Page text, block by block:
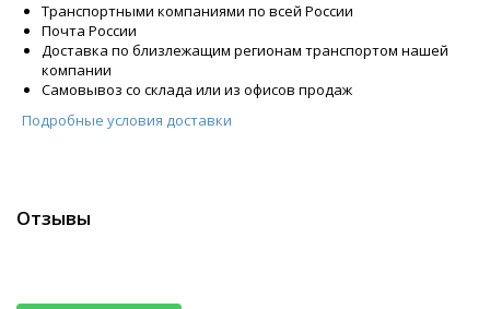
Транспортными компаниями по всей России
Почта России
Доставка по близлежащим регионам транспортом нашей
компании
Самовывоз со склада или из офисов продаж
Подробные условия доставки
Отзывы